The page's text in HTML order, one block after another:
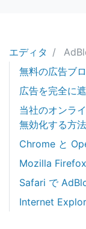
エディタ
無料の広告ブ
広告を完全に
当社のオンラ
無効化する方法
Chrome と
Mozilla
Safari で
Internet